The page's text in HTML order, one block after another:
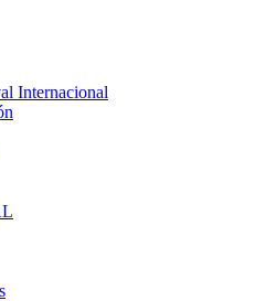
Internacional